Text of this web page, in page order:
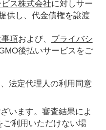
ス株式会社に対しサー
供し、代金債権を譲渡
項および、 プライバシ
後払いサービスをご
法定代理人の利用同意
います。審査結果によ
ご利用いただけない場